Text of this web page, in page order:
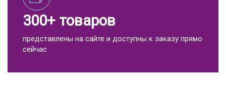
300+ товаров
представлены на сайте и доступны к заказу прямо
сейчас